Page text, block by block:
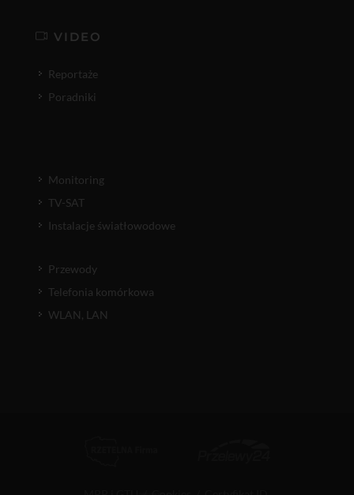
VIDEO
Reportaże
Poradniki
Monitoring
TV-SAT
Instalacje światłowodowe
Przewody
Telefonia komórkowa
WLAN, LAN